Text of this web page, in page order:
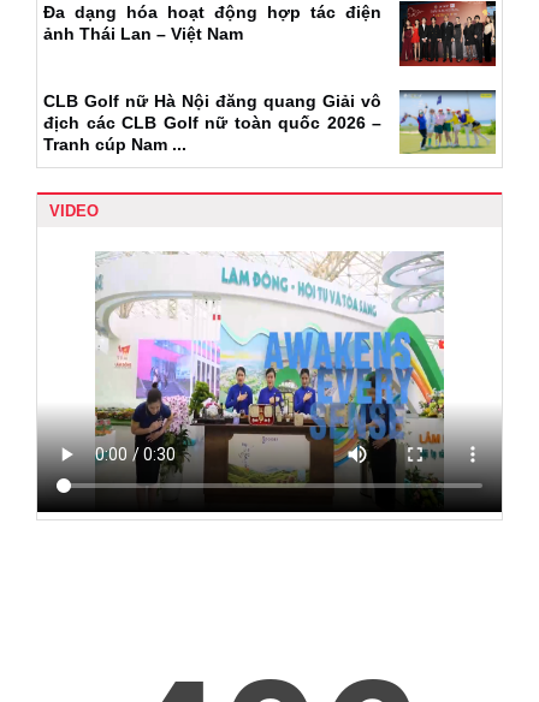
Đa dạng hóa hoạt động hợp tác điện
ảnh Thái Lan – Việt Nam
CLB Golf nữ Hà Nội đăng quang Giải vô
địch các CLB Golf nữ toàn quốc 2026 –
Tranh cúp Nam ...
VIDEO